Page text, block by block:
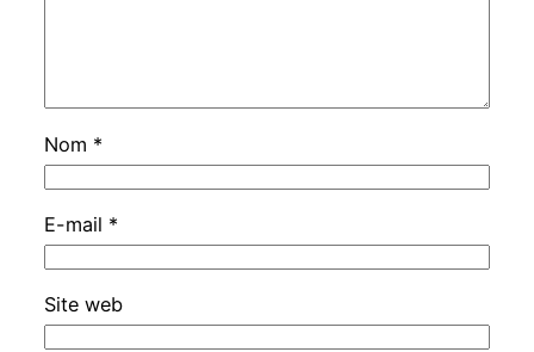
Nom *
E-mail *
Site web